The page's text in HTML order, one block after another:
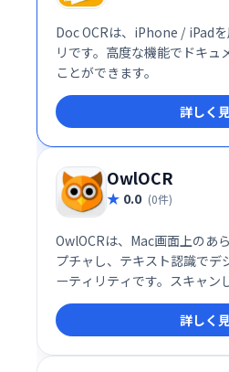
Doc OCRは、iPhone / iPad
リです。高度な機能でドキュ
ことができます。
詳しく
OwlOCR
0.0 (0件)
OwlOCRは、Mac画面上のあ
プチャし、テキスト認識でデ
ーティリティです。スキャン
能なPDFに変換し、プライ
能な処理を実現します。Mac
無料で利用可能です。デジ
データ活用を強力にサポート
詳しく